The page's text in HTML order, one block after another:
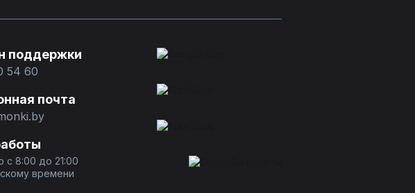
поддержки
54 60
почта
с 8:00 до 21:00
времени